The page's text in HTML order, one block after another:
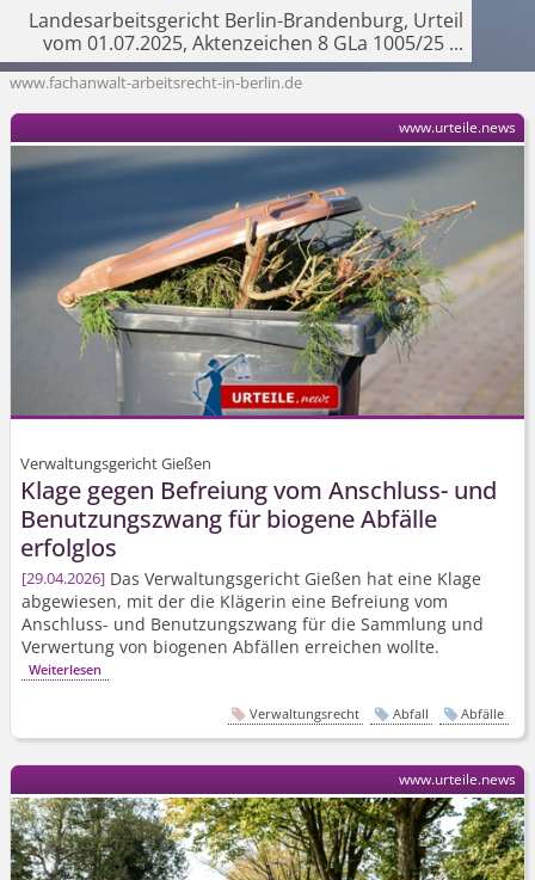
Landesarbeits­gericht Berlin-Brandenburg, Urteil
vom 01.07.2025, Aktenzeichen 8 GLa 1005/25 ...
www.fachanwalt-arbeitsrecht-in-berlin.de
Verwaltungsgericht Gießen
Klage gegen Befreiung vom Anschluss- und
Benutzungszwang für biogene Abfälle
erfolglos
29.04.2026 Das Verwaltungsgericht Gießen hat eine Klage
abgewiesen, mit der die Klägerin eine Befreiung vom
Anschluss- und Benutzungszwang für die Sammlung und
Verwertung von biogenen Abfällen erreichen wollte.
Weiterlesen
www.urteile.news
Verwaltungsrecht Abfall Abfälle
www.urteile.news